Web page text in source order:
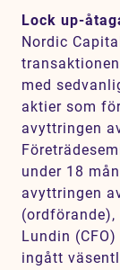
Lock up-
Nordic
med
aktier som
avyttringen
under 18
avyttringen
(ordförande),
Lundin
ingått